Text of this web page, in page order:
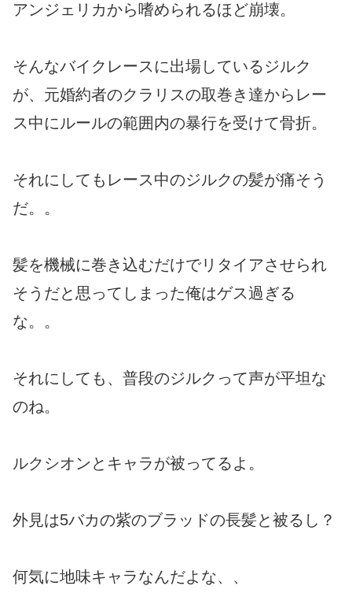
アンジェリカから嗜められるほど崩壊。
そんなバイクレースに出場しているジルク
が、元婚約者のクラリスの取巻き達からレー
ス中にルールの範囲内の暴行を受けて骨折。
それにしてもレース中のジルクの髪が痛そう
だ。。
髪を機械に巻き込むだけでリタイアさせられ
そうだと思ってしまった俺はゲス過ぎる
な。。
それにしても、普段のジルクって声が平坦な
のね。
ルクシオンとキャラが被ってるよ。
外見は5バカの紫のブラッドの長髪と被るし？
何気に地味キャラなんだよな、、